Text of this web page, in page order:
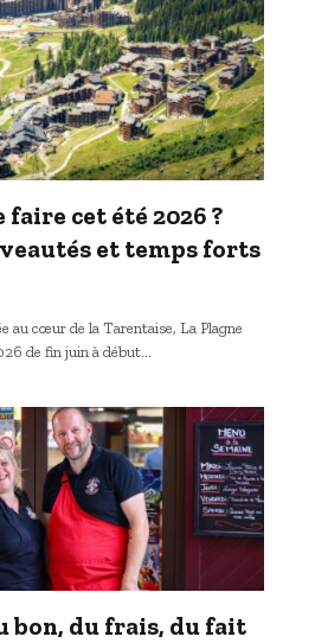
faire cet été 2026 ?
et temps forts
au cœur de la Tarentaise, La Plagne
de fin juin à début…
bon, du frais, du fait